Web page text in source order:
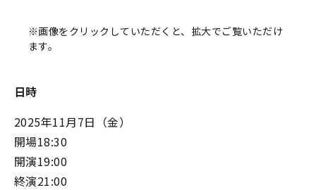
※画像をクリックしていただくと、拡大でご覧いただけ
ます。
日時
2025年11月7日（金）
開場18:30
開演19:00
終演21:00